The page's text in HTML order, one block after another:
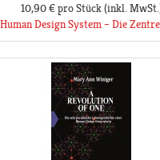
10,90 € pro Stück(inkl.
Design System – Die